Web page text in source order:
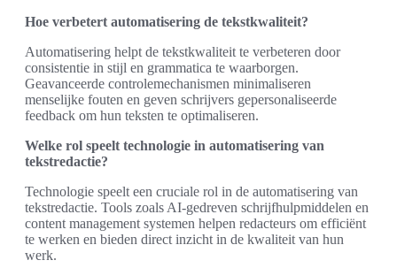
Hoe verbetert automatisering de tekstkwaliteit?
Automatisering helpt de tekstkwaliteit te verbeteren door
consistentie in stijl en grammatica te waarborgen.
Geavanceerde controlemechanismen minimaliseren
menselijke fouten en geven schrijvers gepersonaliseerde
feedback om hun teksten te optimaliseren.
Welke rol speelt technologie in automatisering van
tekstredactie?
Technologie speelt een cruciale rol in de automatisering van
tekstredactie. Tools zoals AI-gedreven schrijfhulpmiddelen en
content management systemen helpen redacteurs om efficiënt
te werken en bieden direct inzicht in de kwaliteit van hun
werk.